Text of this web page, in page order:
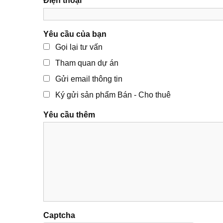
Yêu cầu của bạn
Gọi lại tư vấn
Tham quan dự án
Gửi email thông tin
Ký gửi sản phẩm Bán - Cho thuê
Yêu cầu thêm
Captcha